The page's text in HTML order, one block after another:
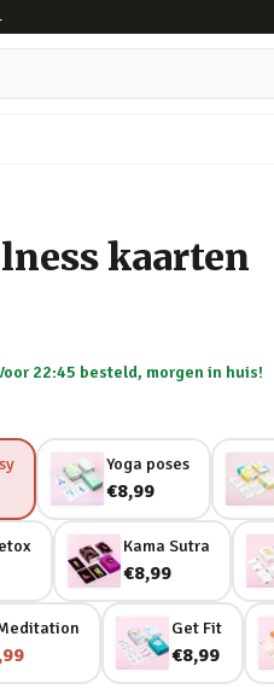
kaarten
22:45 besteld, morgen in huis!
Yoga poses
€8,99
Kama Sutra
€8,99
Get Fit
€8,99